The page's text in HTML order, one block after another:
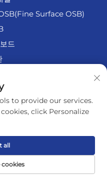
Surface OSB)
드
리 to provide our services.
click Personalize
cookies
all